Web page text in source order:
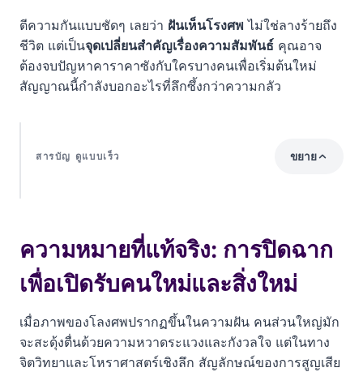
ตีความกันแบบชัดๆ เลยว่า ฝันเห็นโรงศพ ไม่ใช่ลางร้ายถึง
ชีวิต แต่เป็นจุดเปลี่ยนสำคัญเรื่องความสัมพันธ์ คุณอาจ
ต้องจบปัญหาคาราคาซังกับใครบางคนเพื่อเริ่มต้นใหม่
สัญญาณนี้กำลังบอกอะไรที่ลึกซึ้งกว่าความกลัว
สารบัญ ดูแบบเร็ว ขยาย
เจาะลึกรายละเอียดความฝัน: บริบทที่เปลี่ยนคำทำนาย
1. ฝันเห็นโรงศพตั้งอยู่เฉยๆ: ความสัมพันธ์ที่หยุดนิ่ง
2. ฝันว่านอนในโรงศพ: การขังตัวเองในกรอบความรัก
3. ฝันว่าจับหรือแบกโรงศพ: แบกรับภาระของคนอื่น
ความหมายที่แท้จริง: การปิดฉาก
เพื่อเปิดรับคนใหม่และสิ่งใหม่
เมื่อภาพของโลงศพปรากฏขึ้นในความฝัน คนส่วนใหญ่มัก
จะสะดุ้งตื่นด้วยความหวาดระแวงและกังวลใจ แต่ในทาง
จิตวิทยาและโหราศาสตร์เชิงลึก สัญลักษณ์ของการสูญเสีย